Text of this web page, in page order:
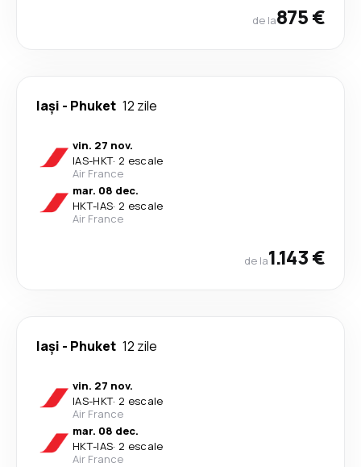
de la875 €
Iași - Phuket 12 zile
vin. 27 nov.
IAS-HKT· 2 escale
Air France
mar. 08 dec.
HKT-IAS· 2 escale
Air France
de la1.143 €
Iași - Phuket 12 zile
vin. 27 nov.
IAS-HKT· 2 escale
Air France
mar. 08 dec.
HKT-IAS· 2 escale
Air France